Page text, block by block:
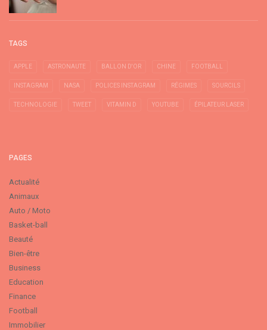
TAGS
APPLE ASTRONAUTE BALLON D'OR CHINE FOOTBALL
INSTAGRAM NASA POLICES INSTAGRAM RÉGIMES SOURCILS
TECHNOLOGIE TWEET VITAMIN D YOUTUBE ÉPILATEUR LASER
PAGES
Actualité
Animaux
Auto / Moto
Basket-ball
Beauté
Bien-être
Business
Education
Finance
Football
Immobilier